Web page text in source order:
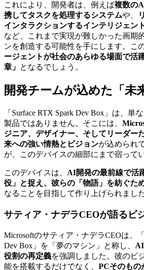
これにより、開発者は、例えば複数の
携してタスクを処理するシステムや、
インタラクションするインテリジェン
など、これまで実現が難しかった画期
ンを創造する可能性を手にします。こ
ージェントが社会のあらゆる場面で活
章」 となるでしょう。
開発チームが込めた「未
「Surface RTX Spark Dev Box」は、単
製品ではありません。そこには、
ジニア、デザイナー、そしてリーダー
来への強い情熱とビジョンが込められ
が、このデバイスの細部にまで宿って
このデバイスは、 AI開発の最前線で活
役」と捉え、彼らの「物語」を紡ぐた
なることを目指して作り上げられました
サティア・ナデラCEOが語るビ
Microsoftのサティア・ナデラCEOは、
Dev Box」を「夢のマシン」と称し、
役割の再定義を強調しました。彼のビ
能を搭載するだけでなく、 PCそのもの